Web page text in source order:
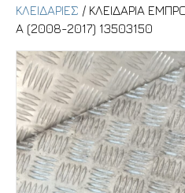
ΚΛΕΙΔΑΡΙΕΣ / ΚΛΕΙΔΑΡΙΑ
A (2008-2017) 13503150